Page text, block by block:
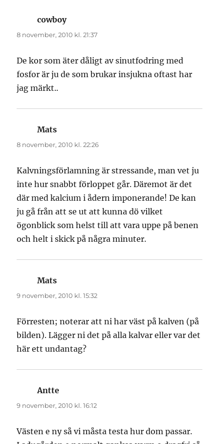
cowboyskriver:
8 november, 2010 kl. 21:37
De kor som äter dåligt av sinutfodring med
fosfor är ju de som brukar insjukna oftast har
jag märkt..
Mats
8 november, 2010 kl. 22:26
Kalvningsförlamning är stressande, man vet ju
inte hur snabbt förloppet går. Däremot är det
där med kalcium i ådern imponerande! De kan
ju gå från att se ut att kunna dö vilket
ögonblick som helst till att vara uppe på benen
och helt i skick på några minuter.
Mats
9 november, 2010 kl. 15:32
Förresten; noterar att ni har väst på kalven (på
bilden). Lägger ni det på alla kalvar eller var det
här ett undantag?
Antte
9 november, 2010 kl. 16:12
Västen e ny så vi måsta testa hur dom passar.